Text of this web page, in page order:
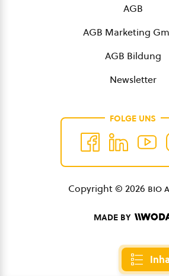
AGB
AGB Marketing
AGB Bildung
Newsletter
FOLGE UNS
Copyright © 2026 bio
MADE BY